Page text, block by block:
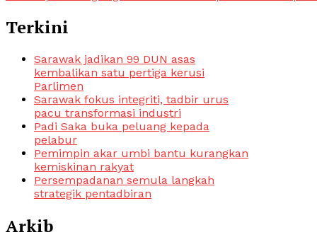
Terkini
Sarawak jadikan 99 DUN asas
kembalikan satu pertiga kerusi
Parlimen
Sarawak fokus integriti, tadbir urus
pacu transformasi industri
Padi Saka buka peluang kepada
pelabur
Pemimpin akar umbi bantu kurangkan
kemiskinan rakyat
Persempadanan semula langkah
strategik pentadbiran
Arkib